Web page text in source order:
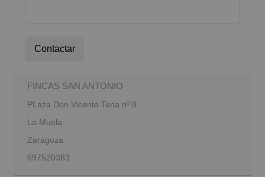
Contactar
FINCAS SAN ANTONIO
PLaza Don Vicente Tena nº 8
La Muela
Zaragoza
697520383